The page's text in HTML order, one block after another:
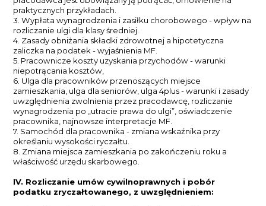
praktycznych przykładach.
3. Wypłata wynagrodzenia i zasiłku chorobowego - wpływ na
rozliczanie ulgi dla klasy średniej.
4. Zasady obniżania składki zdrowotnej a hipotetyczna
zaliczka na podatek - wyjaśnienia MF.
5. Pracownicze koszty uzyskania przychodów - warunki
niepotrącania kosztów,
6. Ulga dla pracowników przenoszących miejsce
zamieszkania, ulga dla seniorów, ulga 4plus - warunki i zasady
uwzględnienia zwolnienia przez pracodawcę, rozliczanie
wynagrodzenia po „utracie prawa do ulgi”, oświadczenie
pracownika, najnowsze interpretacje MF.
7. Samochód dla pracownika - zmiana wskaźnika przy
określaniu wysokości ryczałtu.
8. Zmiana miejsca zamieszkania po zakończeniu roku a
właściwość urzędu skarbowego.
IV. Rozliczanie umów cywilnoprawnych i pobór
podatku zryczałtowanego, z uwzględnieniem: